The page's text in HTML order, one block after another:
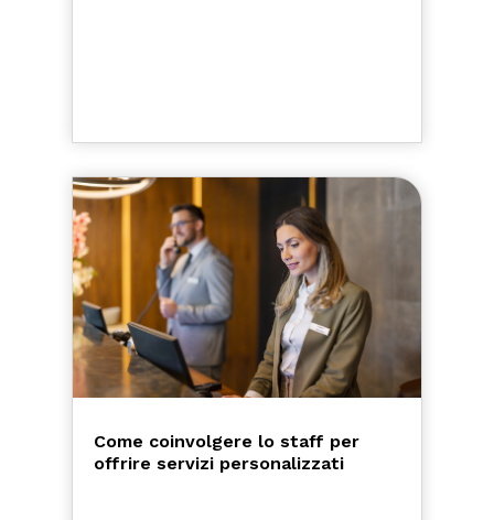
Come coinvolgere lo staff per
offrire servizi personalizzati